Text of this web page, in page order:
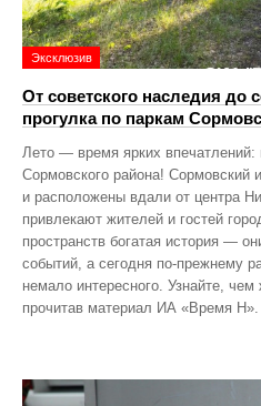
Эксклюзив
От советского наследия до
прогулка по паркам
Лето — время ярких впечатлений:
Сормовского района! Сормовский
и расположены вдали от центра
привлекают жителей и гостей
пространств богатая история —
событий, а сегодня по‑прежнему
немало интересного. Узнайте,
прочитав материал ИА «Время Н».